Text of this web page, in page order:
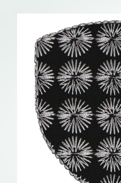
設備について
会社概要
採用情報
お知らせ
オンラインシ
OEM